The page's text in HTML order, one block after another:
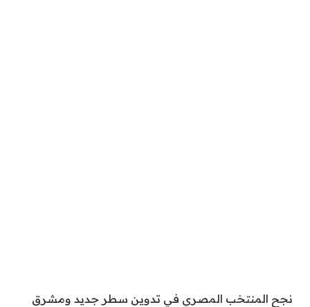
نجح المنتخب المصري في تدوين سطر جديد ومشرق